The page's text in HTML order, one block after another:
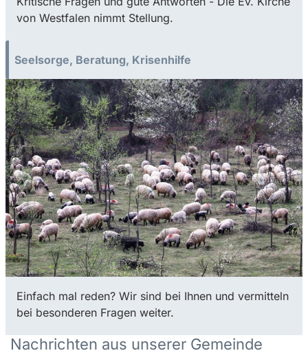
von Westfalen nimmt Stellung.
Seelsorge, Beratung, Krisenhilfe
Einfach mal reden? Wir sind bei Ihnen und vermitteln
bei besonderen Fragen weiter.
Nachrichten aus unserer Gemeinde